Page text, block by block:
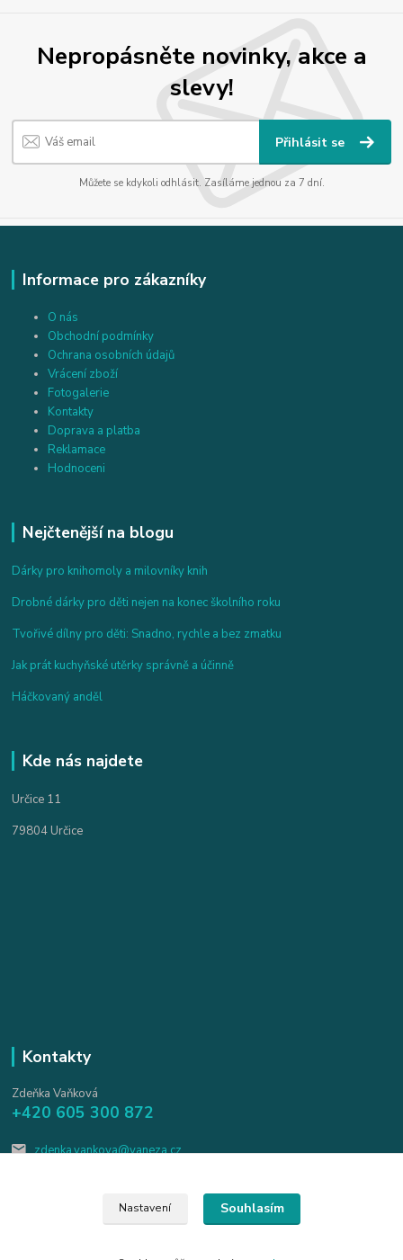
Nepropásněte novinky, akce a
slevy!
Přihlásit se
Můžete se kdykoli odhlásit. Zasíláme jednou za 7 dní.
Informace pro zákazníky
O nás
Obchodní podmínky
Ochrana osobních údajů
Vrácení zboží
Fotogalerie
Kontakty
Doprava a platba
Reklamace
Hodnoceni
Nejčtenější na blogu
Dárky pro knihomoly a milovníky knih
Drobné dárky pro děti nejen na konec školního roku
Tvořivé dílny pro děti: Snadno, rychle a bez zmatku
Jak prát kuchyňské utěrky správně a účinně
Háčkovaný anděl
Kde nás najdete
Určice 11
79804 Určice
Kontakty
Zdeňka Vaňková
+420 605 300 872
zdenka.vankova@vaneza.cz
Nastavení Souhlasím